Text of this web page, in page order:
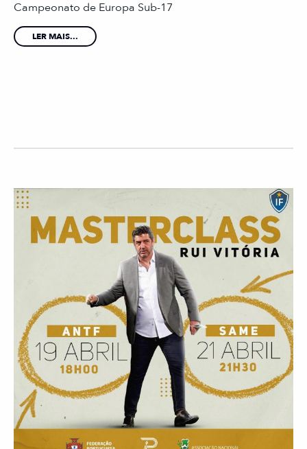
Campeonato de Europa Sub-17
LER MAIS...